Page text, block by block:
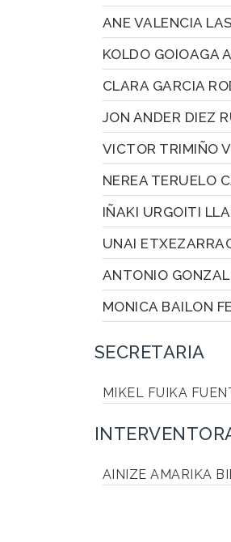
ANE VALENCIA
KOLDO GOIOAGA
CLARA GARCIA
JON ANDER DIEZ
VICTOR TRIMIÑO
NEREA TERUELO
IÑAKI URGOITI
UNAI
ANTONIO
MONICA BAILON
SECRETARIA
MIKEL FUIKA
AINIZE AMARIKA